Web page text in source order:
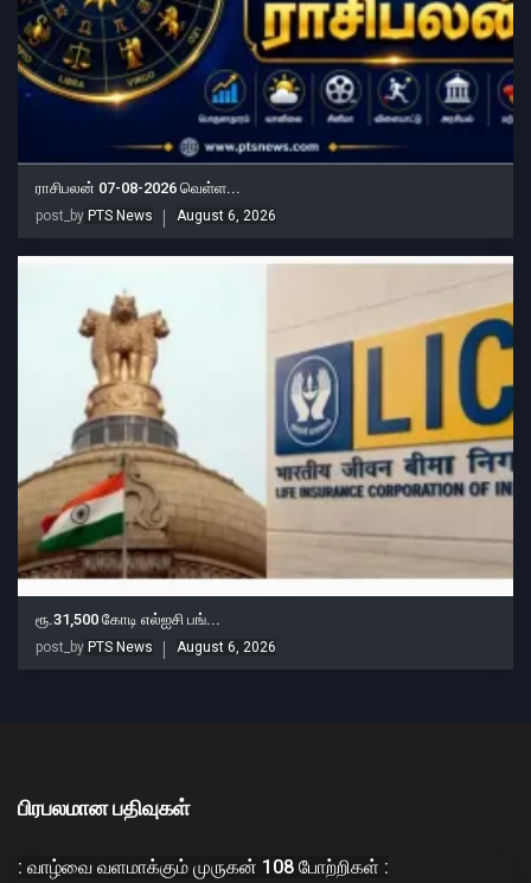
ராசிபலன் 07-08-2026 வெள்ள...
post_by PTS News August 6, 2026
ரூ.31,500 கோடி எல்ஐசி பங்...
post_by PTS News August 6, 2026
பிரபலமான பதிவுகள்
: வாழ்வை வளமாக்கும் முருகன் 108 போற்றிகள் :